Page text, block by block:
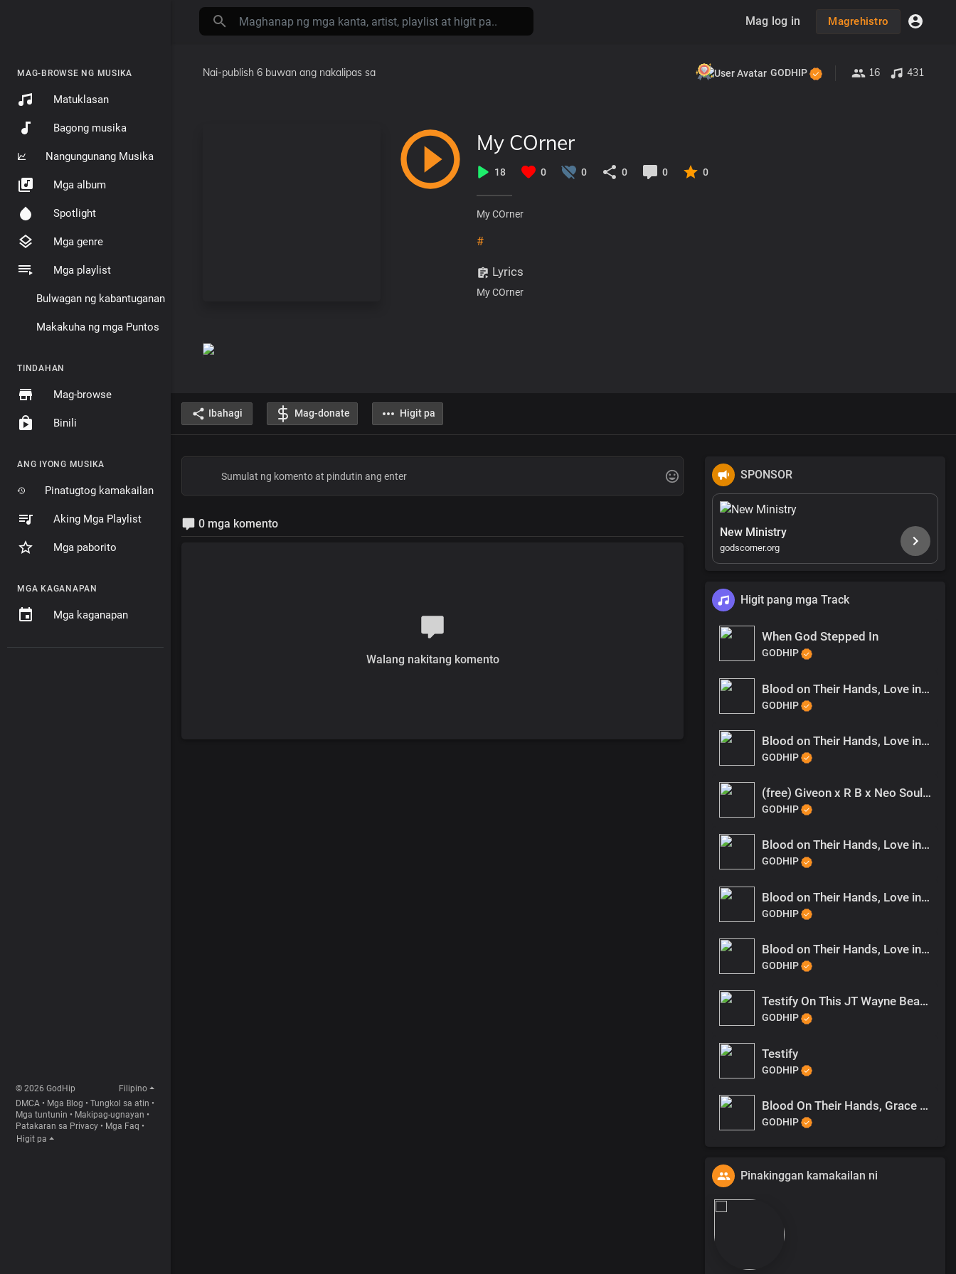
MAG-BROWSE NG MUSIKA
Matuklasan
Bagong musika
Nangungunang Musika
Mga album
Spotlight
Mga genre
Mga playlist
Bulwagan ng kabantuganan
Makakuha ng mga Puntos
TINDAHAN
Mag-browse
Binili
ANG IYONG MUSIKA
Pinatugtog kamakailan
Aking Mga Playlist
Mga paborito
MGA KAGANAPAN
Mga kaganapan
© 2026 GodHip
Filipino
DMCA • Mga Blog • Tungkol sa atin •
Mga tuntunin • Makipag-ugnayan •
Patakaran sa Privacy • Mga Faq •
Higit pa
Mag log in Magrehistro
Nai-publish 6 buwan ang nakalipas sa GODHIP 16 431
My COrner
18 0 0 0 0 0
My COrner
#
Lyrics
My COrner
Ibahagi Mag-donate Higit pa
0 mga komento
Walang nakitang komento
SPONSOR
New Ministry
godscorner.org
Higit pang mga Track
When God Stepped In
GODHIP
Blood on Their Hands, Love in His (3)
GODHIP
Blood on Their Hands, Love in His
GODHIP
(free) Giveon x R B x Neo Soul type beat Rather Be
GODHIP
Blood on Their Hands, Love in His (1)
GODHIP
Blood on Their Hands, Love in His Name (1)
GODHIP
Blood on Their Hands, Love in His (2)
GODHIP
Testify On This JT Wayne Beat (1)
GODHIP
Testify
GODHIP
Blood On Their Hands, Grace On My Heart (1)
GODHIP
Pinakinggan kamakailan ni